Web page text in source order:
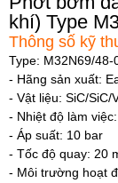
khí) Type
Thông số kỹ
Type: M32N69/48-
- Hãng sản xuất:
- Vật liệu: SiC/SiC/
- Nhiệt độ làm
- Áp suất: 10 bar
- Tốc độ quay: 20
- Môi trường hoạt